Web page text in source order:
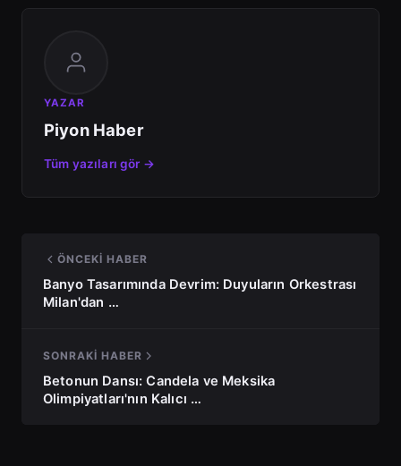
YAZAR
Piyon Haber
Tüm yazıları gör →
ÖNCEKI HABER
Banyo Tasarımında Devrim: Duyuların Orkestrası
Milan'dan …
SONRAKI HABER
Betonun Dansı: Candela ve Meksika
Olimpiyatları'nın Kalıcı …